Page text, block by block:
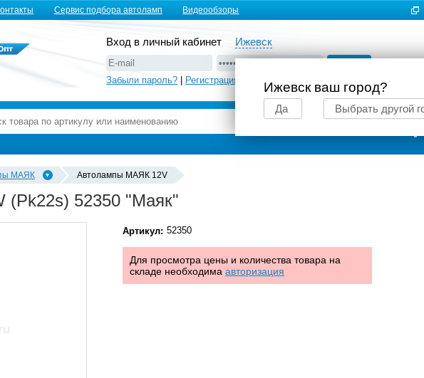
Сервис подбора автоламп Видеообзоры
Вход в личный кабинет Ижевск
Ижевск ваш город?
Да Выбрать другой
Забыли пароль? Регистрация
MАЯК Автолампы MАЯК 12V
(Pk22s) 52350 "Маяк"
Артикул: 52350
Для просмотра цены и количества товара на
складе необходима авторизация